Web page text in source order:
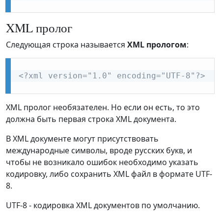
XML пролог
Следующая строка называется XML прологом:
<?xml version="1.0" encoding="UTF-8"?>
XML пролог необязателен. Но если он есть, то это
должна быть первая строка XML документа.
В XML документе могут присутствовать
международные символы, вроде русских букв, и
чтобы не возникало ошибок необходимо указать
кодировку, либо сохранить XML файл в формате UTF-
8.
UTF-8 - кодировка XML документов по умолчанию.